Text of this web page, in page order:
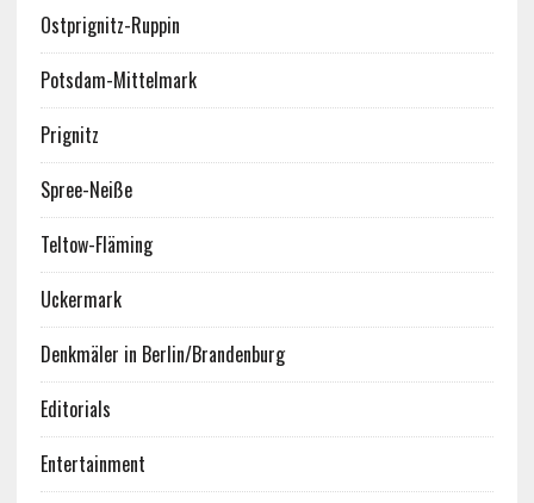
Ostprignitz-Ruppin
Potsdam-Mittelmark
Prignitz
Spree-Neiße
Teltow-Fläming
Uckermark
Denkmäler in Berlin/Brandenburg
Editorials
Entertainment